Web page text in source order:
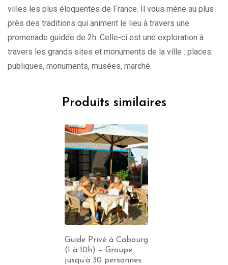
villes les plus éloquentes de France. Il vous mène au plus
près des traditions qui animent le lieu à travers une
promenade guidée de 2h. Celle-ci est une exploration à
travers les grands sites et monuments de la ville : places
publiques, monuments, musées, marché.
Produits similaires
Guide Privé à Cabourg
(1 à 10h) – Groupe
jusqu’à 30 personnes